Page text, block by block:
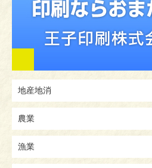
地産地消
農業
漁業